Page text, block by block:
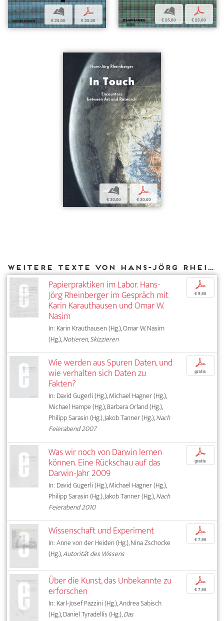
b
€ 25,00
p
€ 25,00
b
€ 25,00
p
€ 25,00
b
€ 30,00
p
€ 30,00
Weitere Texte von Hans-Jörg Rheinberger bei DIAPHANES
Papierpraktiken im Labor. Hans-
Jörg Rheinberger im Gespräch mit
Karin Karauthausen und Omar W.
Nasim
In: Karin Krauthausen (Hg.), Omar W. Nasim
(Hg.),Notieren, Skizzieren
p
€ 9,95
Wie werden aus Spuren Daten, und
wie verhalten sich Daten zu
Fakten?
In: David Gugerli (Hg.), Michael Hagner (Hg.),
Michael Hampe (Hg.), Barbara Orland (Hg.),
Philipp Sarasin (Hg.), Jakob Tanner (Hg.),Nach
Feierabend 2007
p
gratis
Was wir noch von Darwin lernen
können. Eine Rückschau auf das
Darwin-Jahr 2009
In: David Gugerli (Hg.), Michael Hagner (Hg.),
Philipp Sarasin (Hg.), Jakob Tanner (Hg.),Nach
Feierabend 2010
p
gratis
Wissenschaft und Experiment
In: Anne von der Heiden (Hg.), Nina Zschocke
(Hg.),Autorität des Wissens
p
€ 7,95
Über die Kunst, das Unbekannte zu
erforschen
In: Karl-Josef Pazzini (Hg.), Andrea Sabisch
(Hg.), Daniel Tyradellis (Hg.),Das
p
€ 7,95